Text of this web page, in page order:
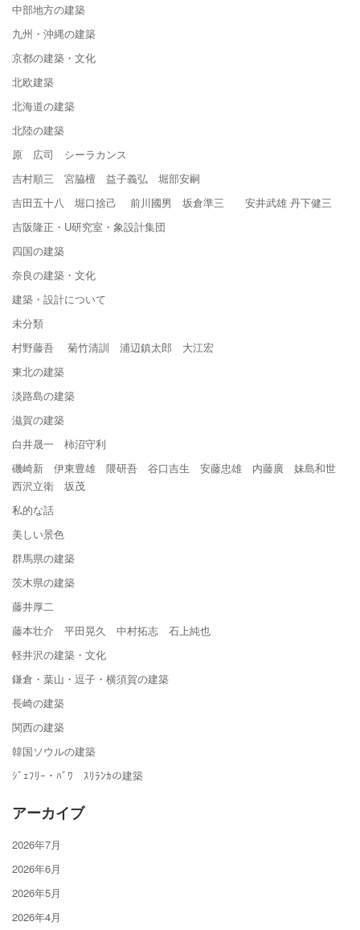
中部地方の建築
九州・沖縄の建築
京都の建築・文化
北欧建築
北海道の建築
北陸の建築
原 広司 シーラカンス
吉村順三 宮脇檀 益子義弘 堀部安嗣
吉田五十八 堀口捨己 前川國男 坂倉準三 安井武雄 丹下健三
吉阪隆正・U研究室・象設計集団
四国の建築
奈良の建築・文化
建築・設計について
未分類
村野藤吾 菊竹清訓 浦辺鎮太郎 大江宏
東北の建築
淡路島の建築
滋賀の建築
白井晟一 柿沼守利
磯崎新 伊東豊雄 隈研吾 谷口吉生 安藤忠雄 内藤廣 妹島和世
西沢立衛 坂茂
私的な話
美しい景色
群馬県の建築
茨木県の建築
藤井厚二
藤本壮介 平田晃久 中村拓志 石上純也
軽井沢の建築・文化
鎌倉・葉山・逗子・横須賀の建築
長崎の建築
関西の建築
韓国ソウルの建築
ｼﾞｪﾌﾘｰ・ﾊﾞﾜ ｽﾘﾗﾝｶの建築
アーカイブ
2026年7月
2026年6月
2026年5月
2026年4月